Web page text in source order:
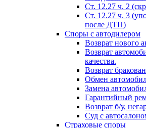
Ст. 12.27 ч. 2
Ст. 12.27 ч. 3
после ДТП)
Споры с автодилером
Возврат нового
Возврат
качества.
Возврат
Обмен
Замена
Гарантийный
Возврат б/у,
Суд с
Страховые споры